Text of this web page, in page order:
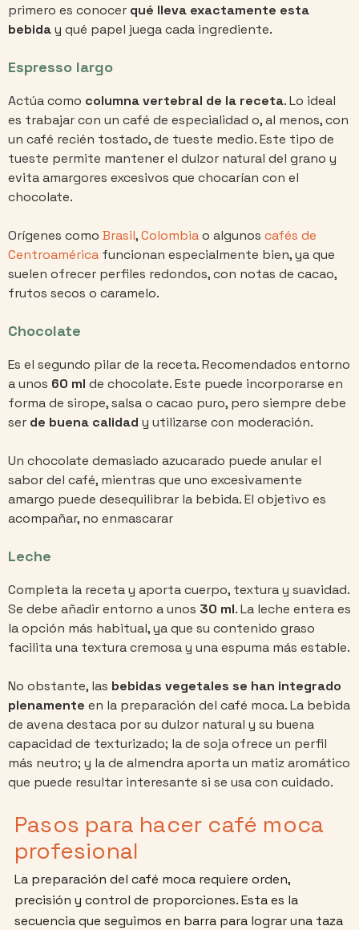
primero es conocer qué lleva exactamente esta
bebiday qué papel juega cada ingrediente.
Espresso largo
Actúa como columna vertebral de la receta. Lo ideal
es trabajar con un café de especialidad o, al menos, con
un café recién tostado, de tueste medio. Este tipo de
tueste permite mantener el dulzor natural del grano y
evita amargores excesivos que chocarían con el
chocolate.
Orígenes como Brasil,Colombiao algunos cafés de
Centroamérica funcionan especialmente bien, ya que
suelen ofrecer perfiles redondos, con notas de cacao,
frutos secos o caramelo.
Chocolate
Es el segundo pilar de la receta. Recomendados entorno
a unos 60 ml de chocolate. Este puede incorporarse en
forma de sirope, salsa o cacao puro, pero siempre debe
ser de buena calidad y utilizarse con moderación.
Un chocolate demasiado azucarado puede anular el
sabor del café, mientras que uno excesivamente
amargo puede desequilibrar la bebida. El objetivo es
acompañar, no enmascarar
Leche
Completa la receta y aporta cuerpo, textura y suavidad.
Se debe añadir entorno a unos 30 ml. La leche entera es
la opción más habitual, ya que su contenido graso
facilita una textura cremosa y una espuma más estable.
No obstante, las bebidas vegetales se han integrado
plenamente en la preparación del café moca. La bebida
de avena destaca por su dulzor natural y su buena
capacidad de texturizado; la de soja ofrece un perfil
más neutro; y la de almendra aporta un matiz aromático
que puede resultar interesante si se usa con cuidado.
Pasos para hacer café moca
profesional
La preparación del café moca requiere orden,
precisión y control de proporciones. Esta es la
secuencia que seguimos en barra para lograr una taza